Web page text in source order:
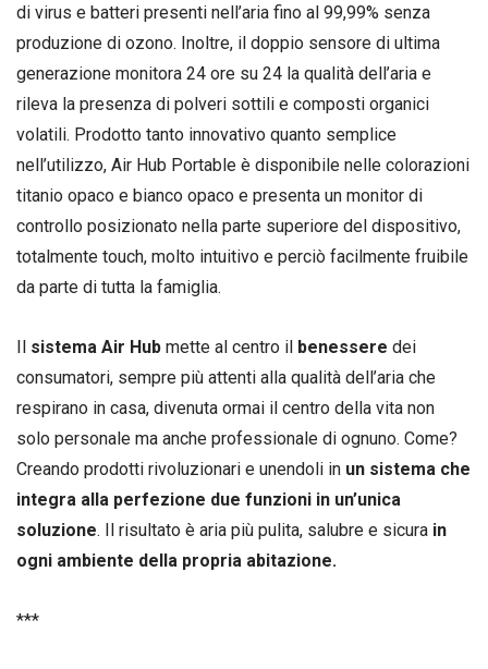
di virus e batteri presenti nell’aria fino al 99,99% senza
produzione di ozono. Inoltre, il doppio sensore di ultima
generazione monitora 24 ore su 24 la qualità dell’aria e
rileva la presenza di polveri sottili e composti organici
volatili. Prodotto tanto innovativo quanto semplice
nell’utilizzo, Air Hub Portable è disponibile nelle colorazioni
titanio opaco e bianco opaco e presenta un monitor di
controllo posizionato nella parte superiore del dispositivo,
totalmente touch, molto intuitivo e perciò facilmente fruibile
da parte di tutta la famiglia.
sistema Air Hub mette al centro il benessere dei
consumatori, sempre più attenti alla qualità dell’aria che
respirano in casa, divenuta ormai il centro della vita non
solo personale ma anche professionale di ognuno. Come?
Creando prodotti rivoluzionari e unendoli in un sistema che
integra alla perfezione due funzioni in un’unica
soluzione. Il risultato è aria più pulita, salubre e sicura in
ogni ambiente della propria abitazione.
***